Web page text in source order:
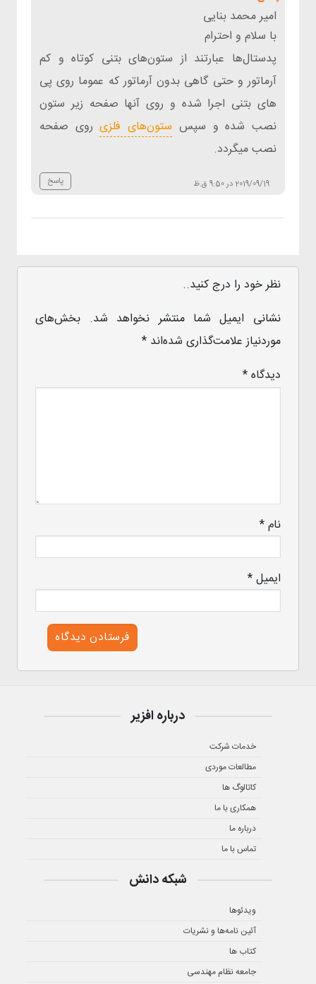
امیر محمد بنایی
2019/09/19 در 9:50 ق.ظ
با سلام و احترام
پدستال‌ها عبارتند از ستون‌های بتنی کوتاه و کم
آرماتور و حتی گاهی بدون آرماتور که عموما روی پی
های بتنی اجرا شده و روی آنها صفحه زیر ستون
نصب شده و سپس ستون‌های فلزیروی صفحه
نصب میگردد.
پاسخ
نظر خود را درج کنید..
نشانی ایمیل شما منتشر نخواهد شد. بخش‌های
موردنیاز علامت‌گذاری شده‌اند*
دیدگاه*
نام*
ایمیل*
درباره افزیر
خدمات شرکت
مطالعات موردی
کاتالوگ ها
همکاری با ما
درباره ما
تماس با ما
شبکه دانش
ویدئوها
آئین نامه‌ها و نشریات
کتاب ها
جامعه نظام مهندسی